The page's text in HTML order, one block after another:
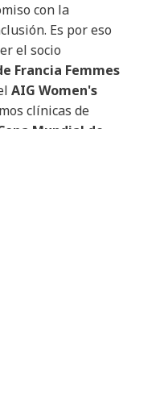
con la
Es por eso
el socio
Francia Femmes
AIG Women's
clínicas de
Mundial de